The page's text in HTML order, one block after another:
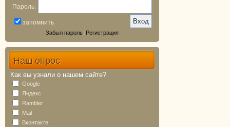
Пароль:
запомнить
Забыл пароль| Регистрация
Наш опрос
Как вы узнали о нашем сайте?
Google
Яндекс
Rambler
Mail
Вконтакте